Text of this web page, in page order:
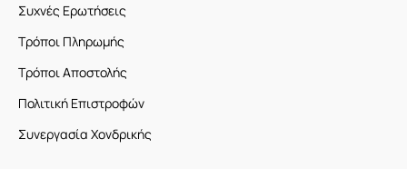
Συχνές Ερωτήσεις
Τρόποι Πληρωμής
Τρόποι Αποστολής
Πολιτική Επιστροφών
Συνεργασία Χονδρικής